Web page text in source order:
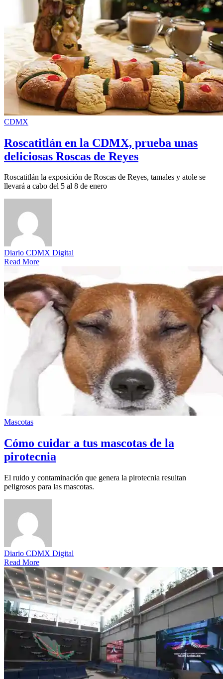
CDMX
Roscatitlán en la CDMX, prueba unas
deliciosas Roscas de Reyes
Roscatitlán la exposición de Roscas de Reyes, tamales y atole se
llevará a cabo del 5 al 8 de enero
Diario CDMX Digital
Read More
Mascotas
Cómo cuidar a tus mascotas de la
pirotecnia
El ruido y contaminación que genera la pirotecnia resultan
peligrosos para las mascotas.
Diario CDMX Digital
Read More